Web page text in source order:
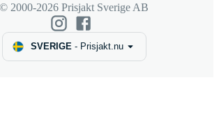
© 2000-2026 Prisjakt Sverige AB
SVERIGE- Prisjakt.nu